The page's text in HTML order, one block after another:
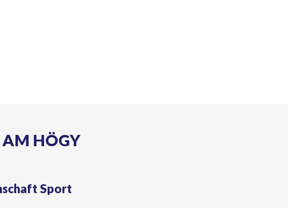
AM HÖGY
Sport